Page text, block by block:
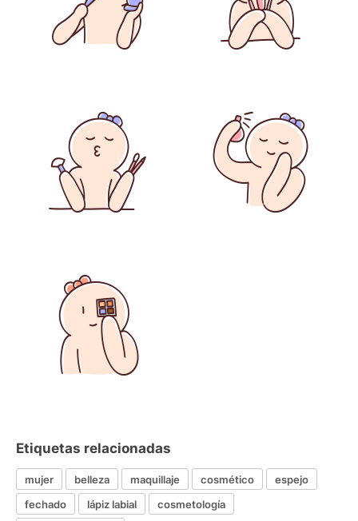
Etiquetas relacionadas
mujer belleza maquillaje cosmético
espejo
fechado
lápiz labial
cosmetología